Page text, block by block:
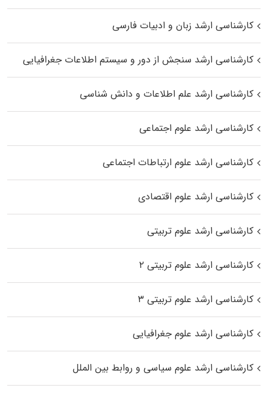
کارشناسی ارشد زبان و ادبیات فارسی
کارشناسی ارشد سنجش از دور و سیستم اطلاعات جغرافیایی
کارشناسی ارشد علم اطلاعات و دانش شناسی
کارشناسی ارشد علوم اجتماعی
کارشناسی ارشد علوم ارتباطات اجتماعی
کارشناسی ارشد علوم اقتصادی
کارشناسی ارشد علوم تربیتی
کارشناسی ارشد علوم تربیتی ۲
کارشناسی ارشد علوم تربیتی ۳
کارشناسی ارشد علوم جغرافیایی
کارشناسی ارشد علوم سیاسی و روابط بین الملل